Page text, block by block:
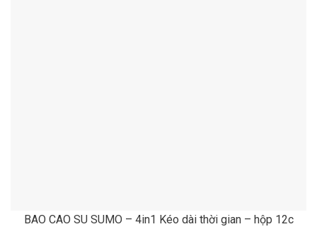
BAO CAO SU SUMO – 4in1 Kéo dài thời gian – hộp 12c